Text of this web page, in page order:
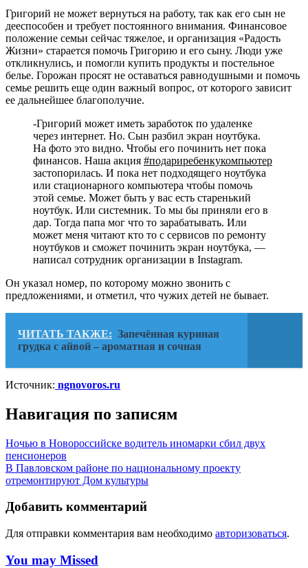
Григорий не может вернуться на работу, так как его сын не
дееспособен и требует постоянного внимания. Финансовое
положение семьи сейчас тяжелое, и организация «Радость
Жизни» старается помочь Григорию и его сыну. Люди уже
откликнулись, и помогли купить продукты и постельное
белье. Горожан просят не оставаться равнодушными и помочь
семье решить еще один важный вопрос, от которого зависит
ее дальнейшее благополучие.
-Григорий может иметь заработок по удаленке
через интернет. Но. Сын разбил экран ноутбука.
На фото это видно. Чтобы его починить нет пока
финансов. Наша акция #подариребенкукомпьютер
застопорилась. И пока нет подходящего ноутбука
или стационарного компьютера чтобы помочь
этой семье. Может быть у вас есть старенький
ноутбук. Или системник. То мы бы приняли его в
дар. Тогда папа мог что то зарабатывать. Или
может меня читают кто то с сервисов по ремонту
ноутбуков и сможет починить экран ноутбука, —
написал сотрудник организации в Instagram.
Он указал номер, по которому можно звонить с
предложениями, и отметил, что чужих детей не бывает.
ЧИТАТЬ ТАКЖЕ: Запечённая куриная
грудка с айвой – ароматная и сочная
Источник: ngnovoros.ru
Навигация по записям
Ночью в Новороссийске водитель иномарки сбил двух
пенсионеров
В Павловском районе по национальному проекту
отремонтируют Дом культуры
Добавить комментарий
Для отправки комментария вам необходимо авторизоваться.
You may Missed